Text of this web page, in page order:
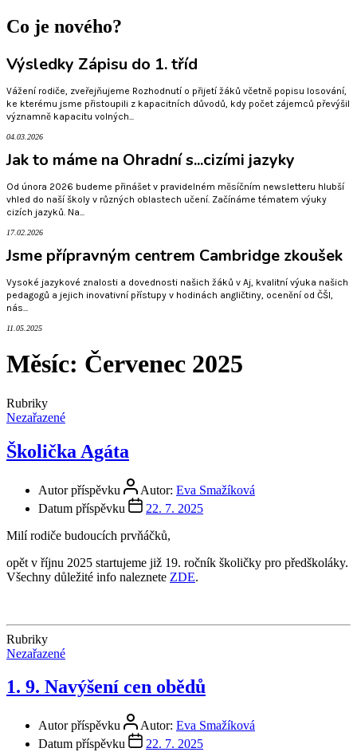
Co je nového?
Výsledky Zápisu do 1. tříd
Vážení rodiče, zveřejňujeme Rozhodnutí o přijetí žáků včetně popisu losování,
ke kterému jsme přistoupili z kapacitních důvodů, kdy počet zájemců převýšil
významně kapacitu volných...
04.03.2026
Jak to máme na Ohradní s...cizími jazyky
Od února 2026 budeme přinášet v pravidelném měsíčním newsletteru hlubší
vhled do naší školy v různých oblastech učení. Začínáme tématem výuky
cizích jazyků. Na...
17.02.2026
Jsme přípravným centrem Cambridge zkoušek
Vysoké jazykové znalosti a dovednosti našich žáků v Aj, kvalitní výuka našich
pedagogů a jejich inovativní přístupy v hodinách angličtiny, ocenění od ČŠI,
nás...
11.05.2025
Měsíc: Červenec 2025
Rubriky
Nezařazené
Školička Agáta
Autor příspěvku Autor: Eva Smažíková
Datum příspěvku
22. 7. 2025
Milí rodiče budoucích prvňáčků,
opět v říjnu 2025 startujeme již 19. ročník školičky pro předškoláky.
Všechny důležité info naleznete ZDE.
Rubriky
Nezařazené
1. 9. Navýšení cen obědů
Autor příspěvku Autor: Eva Smažíková
Datum příspěvku
22. 7. 2025